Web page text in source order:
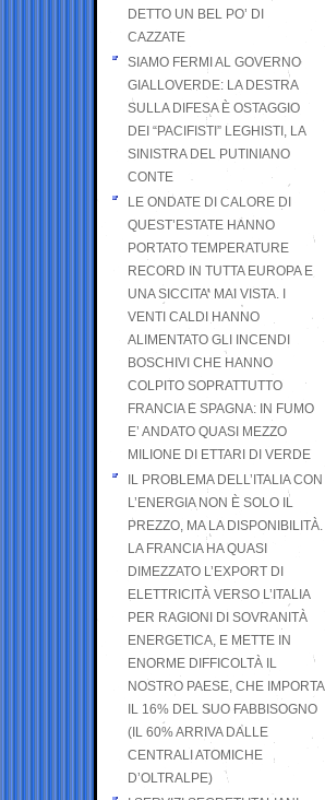
DETTO UN BEL PO’ DI
CAZZATE
SIAMO FERMI AL GOVERNO
GIALLOVERDE: LA DESTRA
SULLA DIFESA È OSTAGGIO
DEI “PACIFISTI” LEGHISTI, LA
SINISTRA DEL PUTINIANO
CONTE
LE ONDATE DI CALORE DI
QUEST’ESTATE HANNO
PORTATO TEMPERATURE
RECORD IN TUTTA EUROPA E
UNA SICCITA’ MAI VISTA. I
VENTI CALDI HANNO
ALIMENTATO GLI INCENDI
BOSCHIVI CHE HANNO
COLPITO SOPRATTUTTO
FRANCIA E SPAGNA: IN FUMO
E’ ANDATO QUASI MEZZO
MILIONE DI ETTARI DI VERDE
IL PROBLEMA DELL’ITALIA CON
L’ENERGIA NON È SOLO IL
PREZZO, MA LA DISPONIBILITÀ.
LA FRANCIA HA QUASI
DIMEZZATO L’EXPORT DI
ELETTRICITÀ VERSO L’ITALIA
PER RAGIONI DI SOVRANITÀ
ENERGETICA, E METTE IN
ENORME DIFFICOLTÀ IL
NOSTRO PAESE, CHE IMPORTA
IL 16% DEL SUO FABBISOGNO
(IL 60% ARRIVA DALLE
CENTRALI ATOMICHE
D’OLTRALPE)